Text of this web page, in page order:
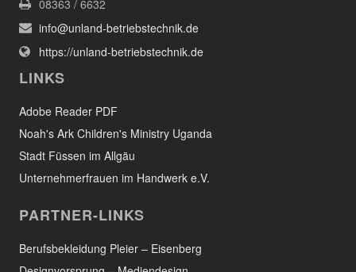
08363 / 6632
info@unland-betriebstechnik.de
https://unland-betriebstechnik.de
LINKS
Adobe Reader PDF
Noah's Ark Children's Ministry Uganda
Stadt Füssen im Allgäu
Unternehmerfrauen im Handwerk e.V.
PARTNER-LINKS
Berufsbekleidung Pleier – Eisenberg